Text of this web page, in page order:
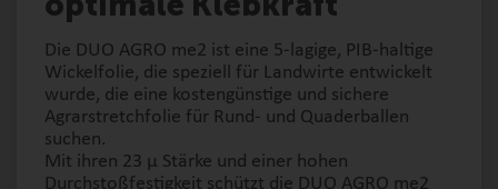
Die DUO AGRO me2 ist eine 5-lagige, PIB-haltige
Wickelfolie, die speziell für Landwirte entwickelt
wurde, die eine kostengünstige und sichere
Agrarstretchfolie für Rund- und Quaderballen
suchen.
Mit ihren 23 µ Stärke und einer hohen
Durchstoßfestigkeit schützt die DUO AGRO me2